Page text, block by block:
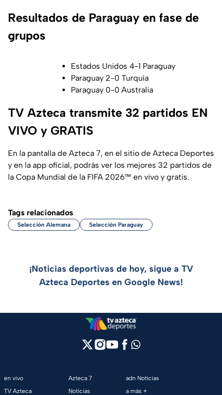
Resultados de Paraguay en fase de
grupos
Estados Unidos 4-1 Paraguay
Paraguay 2-0 Turquía
Paraguay 0-0 Australia
TV Azteca transmite 32 partidos EN
VIVO y GRATIS
En la pantalla de Azteca 7, en el sitio de Azteca Deportes
y en la app oficial, podrás ver los mejores 32 partidos de
la Copa Mundial de la FIFA 2026™ en vivo y gratis.
Tags relacionados
Selección Alemana Selección Paraguay
¡Noticias deportivas de hoy, sigue a TV
Azteca Deportes en Google News!
en vivo
TV Azteca
Azteca 7
Noticias
adn Noticias
a más +